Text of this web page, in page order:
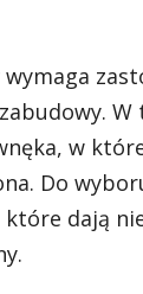
w
Do
które dają